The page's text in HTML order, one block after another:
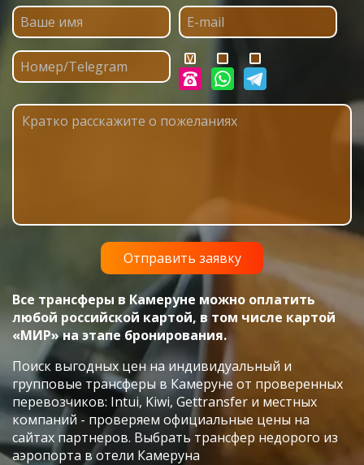
Все трансферы в Камеруне можно оплатить
любой российской картой, в том числе картой
«МИР» на этапе бронирования.
Поиск выгодных цен на индивидуальный и
групповые трансферы в Камеруне от проверенных
перевозчиков: Intui, Kiwi, Gettransfer и местных
компаний - проверяем официальные цены на
сайтах партнеров. Выбрать трансфер недорого из
аэропорта в отели Камеруна